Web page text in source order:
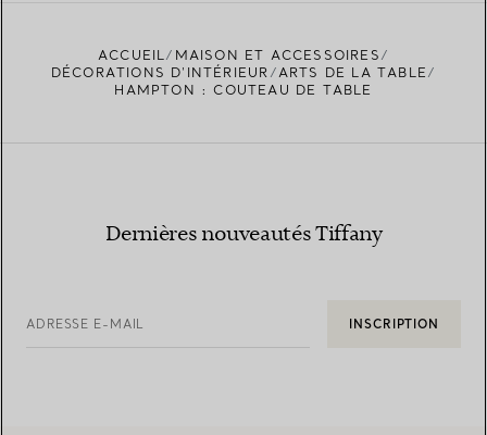
TROUVEZ LA BOUTIQUE LA PLUS PROCHE
ACCUEIL
MAISON ET ACCESSOIRES
DÉCORATIONS D'INTÉRIEUR
ARTS DE LA TABLE
HAMPTON : COUTEAU DE TABLE
Dernières nouveautés Tiffany
ADRESSE E-MAIL INSCRIPTION